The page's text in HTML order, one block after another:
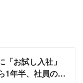
「お試し入社」
1年半、社員の離